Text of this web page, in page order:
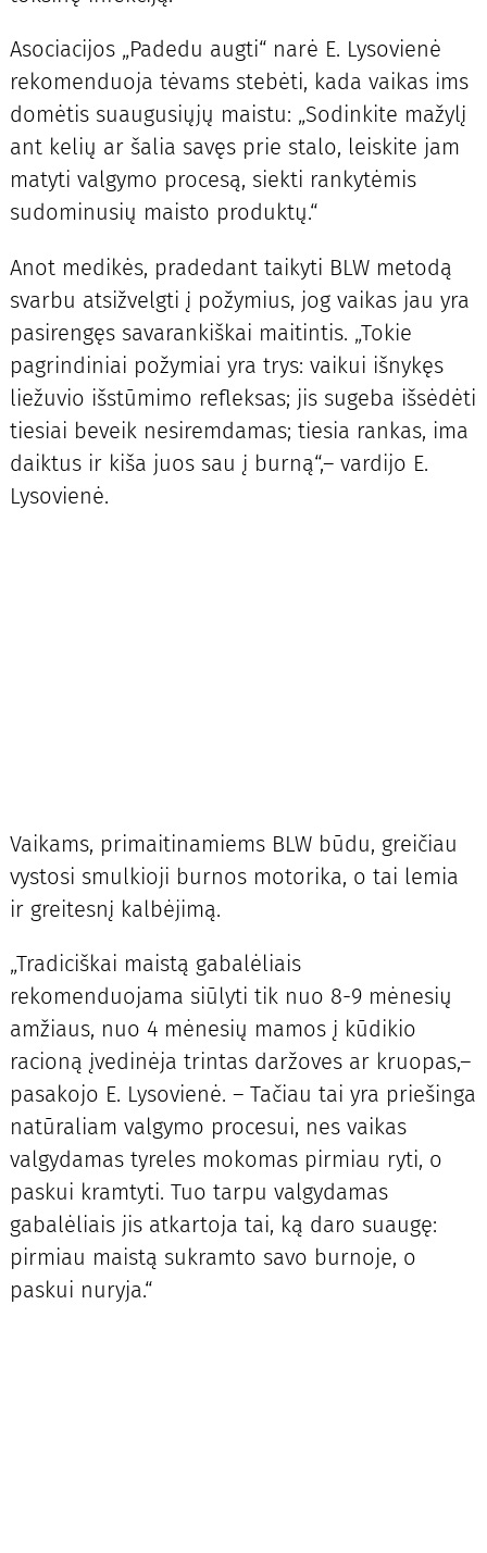
Asociacijos „Padedu augti“ narė E. Lysovienė
rekomenduoja tėvams stebėti, kada vaikas ims
domėtis suaugusiųjų maistu: „Sodinkite mažylį
ant kelių ar šalia savęs prie stalo, leiskite jam
matyti valgymo procesą, siekti rankytėmis
sudominusių maisto produktų.“
Anot medikės, pradedant taikyti BLW metodą
svarbu atsižvelgti į požymius, jog vaikas jau yra
pasirengęs savarankiškai maitintis. „Tokie
pagrindiniai požymiai yra trys: vaikui išnykęs
liežuvio išstūmimo refleksas; jis sugeba išsėdėti
tiesiai beveik nesiremdamas; tiesia rankas, ima
daiktus ir kiša juos sau į burną“,– vardijo E.
Lysovienė.
Vaikams, primaitinamiems BLW būdu, greičiau
vystosi smulkioji burnos motorika, o tai lemia
ir greitesnį kalbėjimą.
„Tradiciškai maistą gabalėliais
rekomenduojama siūlyti tik nuo 8-9 mėnesių
amžiaus, nuo 4 mėnesių mamos į kūdikio
racioną įvedinėja trintas daržoves ar kruopas,–
pasakojo E. Lysovienė. – Tačiau tai yra priešinga
natūraliam valgymo procesui, nes vaikas
valgydamas tyreles mokomas pirmiau ryti, o
paskui kramtyti. Tuo tarpu valgydamas
gabalėliais jis atkartoja tai, ką daro suaugę:
pirmiau maistą sukramto savo burnoje, o
paskui nuryja.“